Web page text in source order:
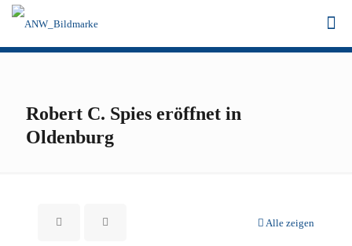
Robert C. Spies eröffnet in
Oldenburg
Alle zeigen